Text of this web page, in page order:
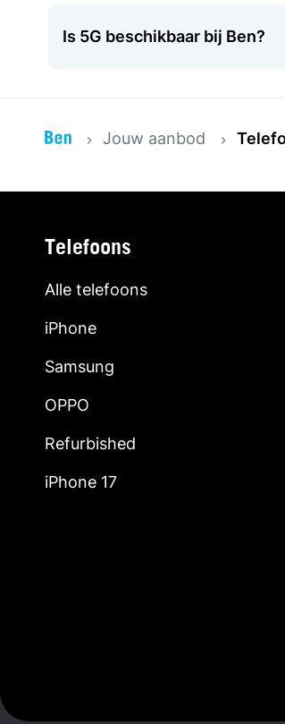
Is 5G beschikbaar bij Ben?
Jouw aanbod
Telefoons
Alle telefoons
iPhone
Samsung
OPPO
Refurbished
iPhone 17